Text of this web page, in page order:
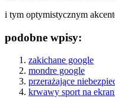
i tym optymistycznym
podobne wpisy:
zakichane google
mondre google
przerażające
krwawy sport na